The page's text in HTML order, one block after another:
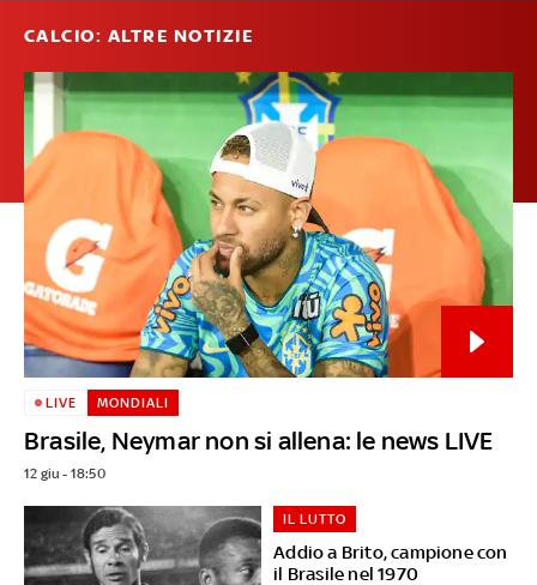
CALCIO: ALTRE NOTIZIE
Brasile, Neymar non si allena: le news LIVE
LIVE MONDIALI
12 giu - 18:50
Addio a Brito, campione con
il Brasile nel 1970
IL LUTTO